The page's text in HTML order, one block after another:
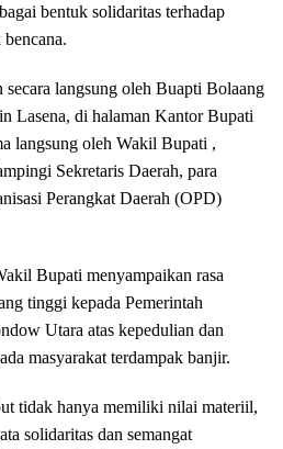
bentuk solidaritas terhadap
secara langsung oleh Buapti Bolaang
Lasena, di halaman Kantor Bupati
langsung oleh Wakil Bupati ,
Sekretaris Daerah, para
Perangkat Daerah (OPD)
Bupati menyampaikan rasa
tinggi kepada Pemerintah
Utara atas kepedulian dan
masyarakat terdampak banjir.
tidak hanya memiliki nilai materiil,
solidaritas dan semangat